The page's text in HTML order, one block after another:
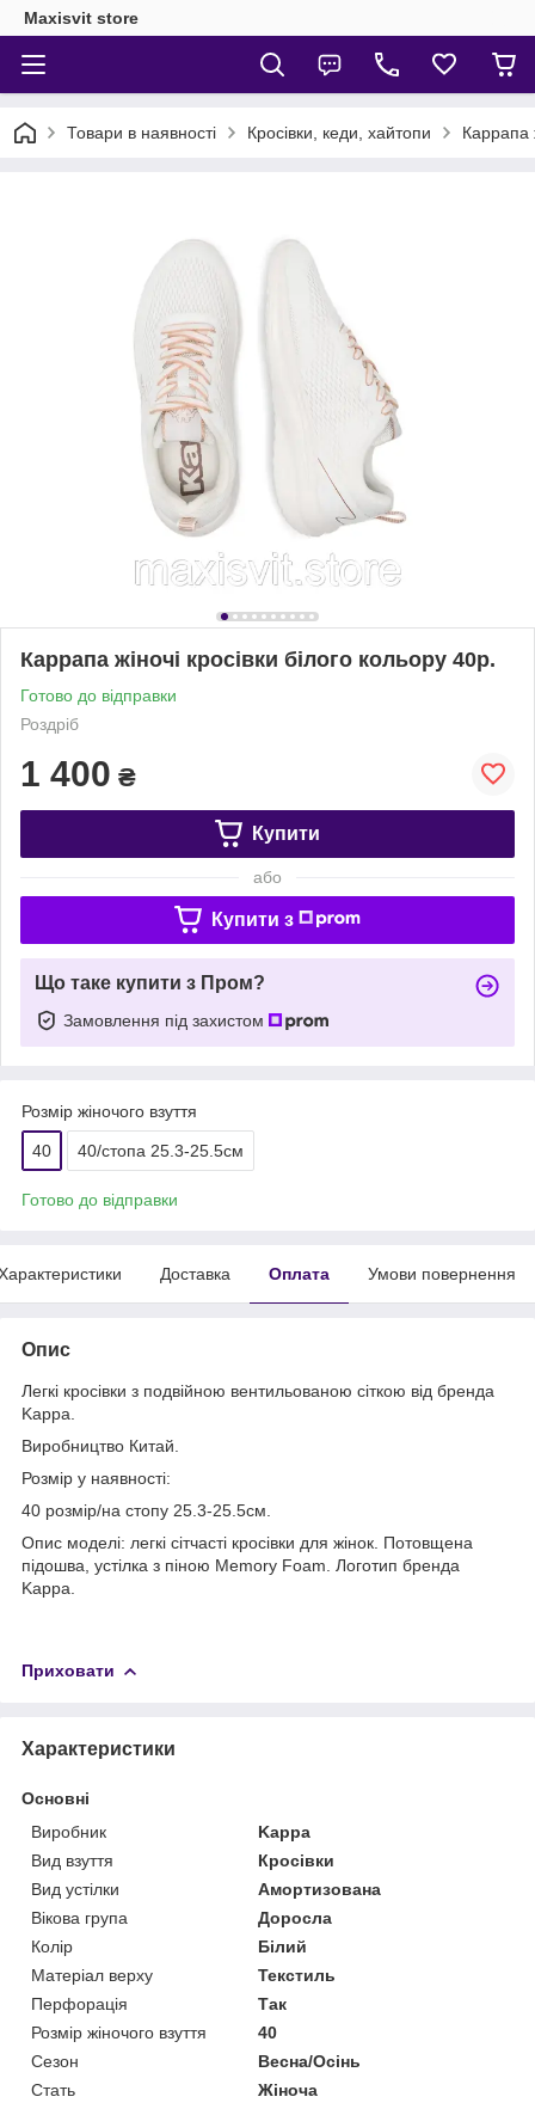
Maxisvit store
Товари в наявності Кросівки, кеди, хайтопи Карpaпa
Карpaпa жіночі кросівки білого кольору 40р.
Готово до відправки
Роздріб
1 400 ₴
Купити
або
Купити з
Що таке купити з Пром?
Замовлення під захистом
Розмір жіночого взуття
40 40/стопа 25.3-25.5см
Готово до відправки
Доставка Оплата Умови повернення
Опис
Легкі кросівки з подвійною вентильованою сіткою від бренда
Kappa.
Виробництво Китай.
Розмір у наявності:
40 розмір/на стопу 25.3-25.5см.
Опис моделі: легкі сітчасті кросівки для жінок. Потовщена
підошва, устілка з піною Memory Foam. Логотип бренда
Kappa.
Приховати
Характеристики
Основні
Виробник
Kappa
Вид взуття
Кросівки
Вид устілки
Амортизована
Вікова група
Доросла
Колір
Білий
Матеріал верху
Текстиль
Перфорація
Так
Розмір жіночого взуття
40
Сезон
Весна/Осінь
Стать
Жіноча